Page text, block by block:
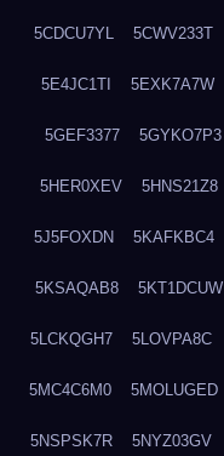
5CDCU7YL 5CWV233T
5E4JC1TI 5EXK7A7W
5GEF3377 5GYKO7P3
5HER0XEV 5HNS21Z8
5J5FOXDN 5KAFKBC4
5KSAQAB8 5KT1DCUW
5LCKQGH7 5LOVPA8C
5MC4C6M0 5MOLUGED
5NSPSK7R 5NYZ03GV